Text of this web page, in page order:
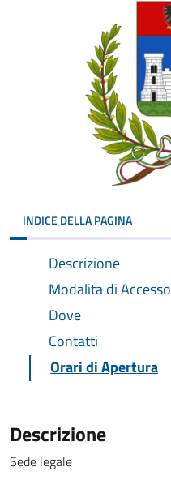
INDICE DELLA PAGINA
Descrizione
Modalita di Accesso
Dove
Contatti
Orari di Apertura
Descrizione
Sede legale